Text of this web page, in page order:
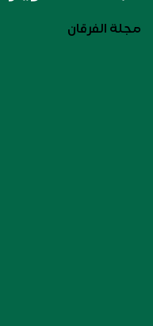
مجلة الفرقان